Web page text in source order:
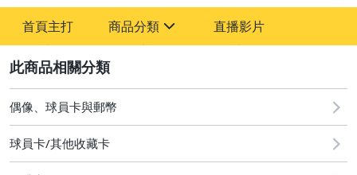
首頁主打 商品分類
偶像、球員卡與郵幣
直播影片
偶像、球員卡與郵幣
球員卡/其他收藏卡